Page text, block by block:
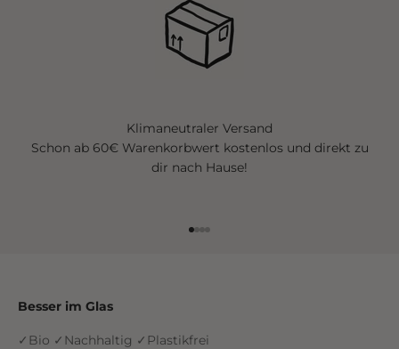
Klimaneutraler Versand
Schon ab 60€ Warenkorbwert kostenlos und direkt zu
dir nach Hause!
Besser im Glas
✓Bio ✓Nachhaltig ✓Plastikfrei